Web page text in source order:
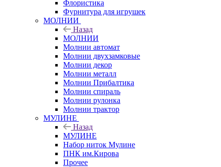
Флористика
Фурнитура для игрушек
МОЛНИИ
Назад
МОЛНИИ
Молнии автомат
Молнии двухзамковые
Молнии декор
Молнии металл
Молнии Прибалтика
Молнии спираль
Молнии рулонка
Молнии трактор
МУЛИНЕ
Назад
МУЛИНЕ
Набор ниток Мулине
ПНК им.Кирова
Прочее